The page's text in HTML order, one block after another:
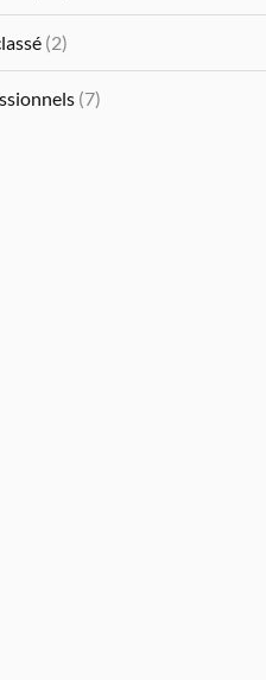
(2)
(7)